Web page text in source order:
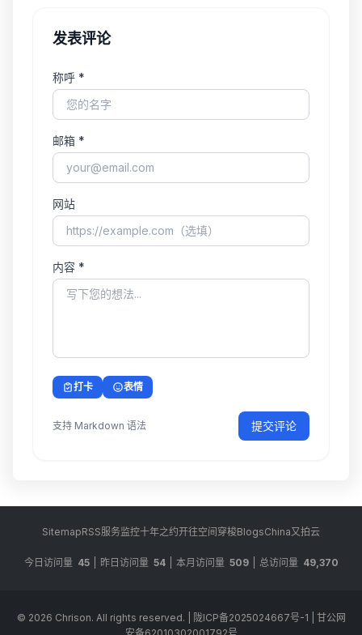
发表评论
称呼 *
邮箱 *
网站
内容 *
打卡 表情
支持 Markdown 语法 提交评论
SitemapRSS服务监控十年之约开往空间穿梭BlogsChina又拍云
今日访问量 45 昨日访问量 54 本月访问量 509 总访问量 49,370
© 2026 Chrison. All rights reserved. 陇ICP备2025024667号-1
甘公网